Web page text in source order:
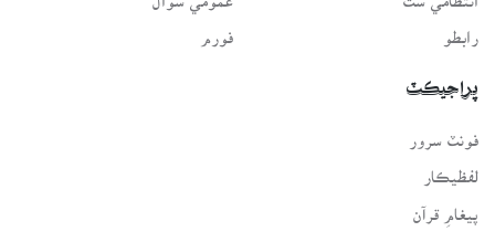
رابطو فورم
پراجيڪٽ
لفظيڪار
پيغامِ قرآن